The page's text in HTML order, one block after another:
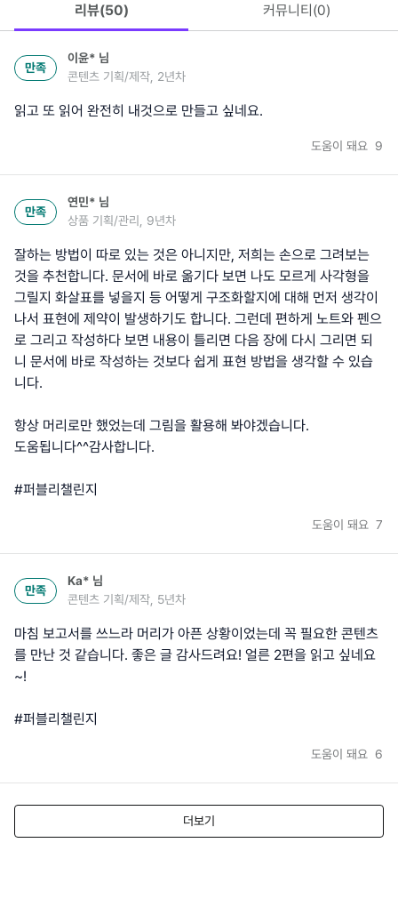
리뷰(50) 커뮤니티(0)
만족
이윤* 님
콘텐츠 기획/제작, 2년차
읽고 또 읽어 완전히 내것으로 만들고 싶네요.
도움이 돼요 9
만족
연민* 님
상품 기획/관리, 9년차
잘하는 방법이 따로 있는 것은 아니지만, 저희는 손으로 그려보는
것을 추천합니다. 문서에 바로 옮기다 보면 나도 모르게 사각형을
그릴지 화살표를 넣을지 등 어떻게 구조화할지에 대해 먼저 생각이
나서 표현에 제약이 발생하기도 합니다. 그런데 편하게 노트와 펜으
로 그리고 작성하다 보면 내용이 틀리면 다음 장에 다시 그리면 되
니 문서에 바로 작성하는 것보다 쉽게 표현 방법을 생각할 수 있습
니다.
항상 머리로만 했었는데 그림을 활용해 봐야겠습니다.
도움됩니다^^감사합니다.
#퍼블리챌린지
도움이 돼요 7
만족
Ka* 님
콘텐츠 기획/제작, 5년차
마침 보고서를 쓰느라 머리가 아픈 상황이었는데 꼭 필요한 콘텐츠
를 만난 것 같습니다. 좋은 글 감사드려요! 얼른 2편을 읽고 싶네요
~!
#퍼블리챌린지
도움이 돼요 6
더보기